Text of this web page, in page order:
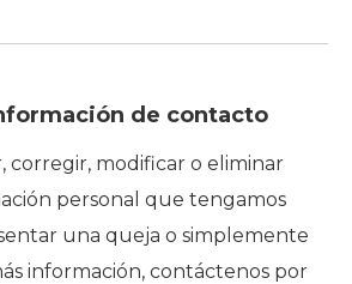
de contacto
corregir, modificar o eliminar
personal que tengamos
una queja o simplemente
información, contáctenos por